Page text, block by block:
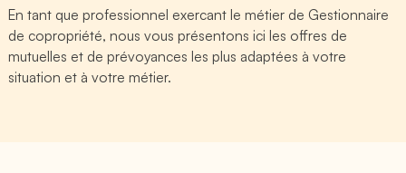
En tant que professionnel exercant le métier de Gestionnaire
de copropriété, nous vous présentons ici les offres de
mutuelles et de prévoyances les plus adaptées à votre
situation et à votre métier.